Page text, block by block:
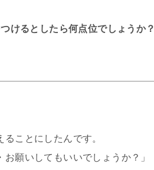
けるとしたら何点位でしょうか？
ることにしたんです。
願いしてもいいでしょうか？」